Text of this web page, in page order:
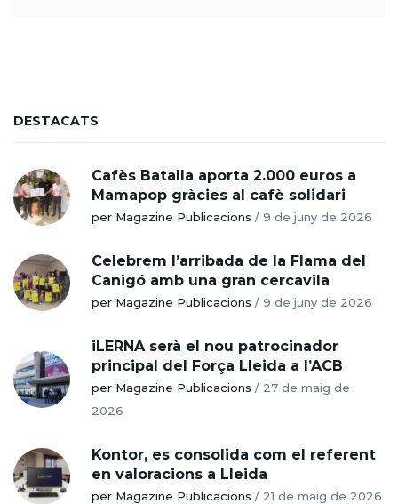
DESTACATS
Cafès Batalla aporta 2.000 euros a
Mamapop gràcies al cafè solidari
per Magazine Publicacions / 9 de juny de 2026
Celebrem l’arribada de la Flama del
Canigó amb una gran cercavila
per Magazine Publicacions / 9 de juny de 2026
iLERNA serà el nou patrocinador
principal del Força Lleida a l’ACB
per Magazine Publicacions / 27 de maig de
2026
Kontor, es consolida com el referent
en valoracions a Lleida
per Magazine Publicacions / 21 de maig de 2026